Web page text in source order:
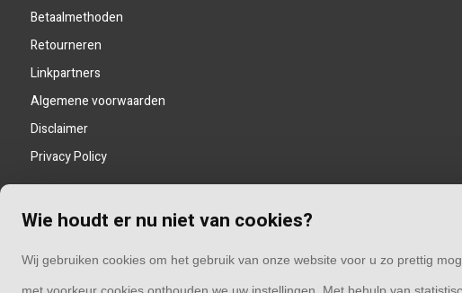
Betaalmethoden
Retourneren
Linkpartners
Algemene voorwaarden
Disclaimer
Privacy Policy
Wie houdt er nu niet van cookies?
Wij gebruiken cookies om het gebruik van onze website voor u zo prettig